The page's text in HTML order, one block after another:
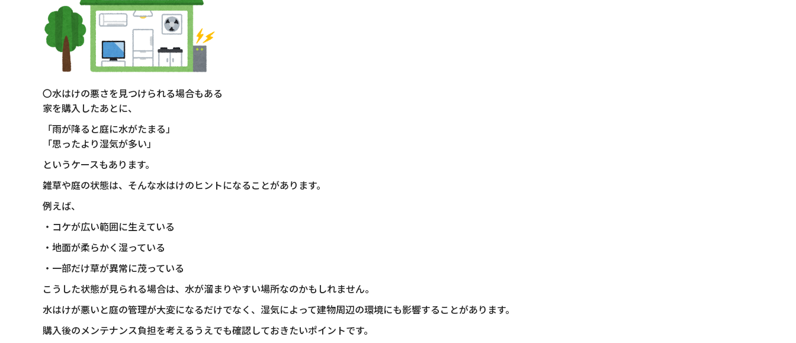
〇水はけの悪さを見つけられる場合もある
家を購入したあとに、
「雨が降ると庭に水がたまる」
「思ったより湿気が多い」
というケースもあります。
雑草や庭の状態は、そんな水はけのヒントになることがあります。
例えば、
・コケが広い範囲に生えている
・地面が柔らかく湿っている
・一部だけ草が異常に茂っている
こうした状態が見られる場合は、水が溜まりやすい場所なのかもしれません。
水はけが悪いと庭の管理が大変になるだけでなく、湿気によって建物周辺の環境にも影響することがあります。
購入後のメンテナンス負担を考えるうえでも確認しておきたいポイントです。